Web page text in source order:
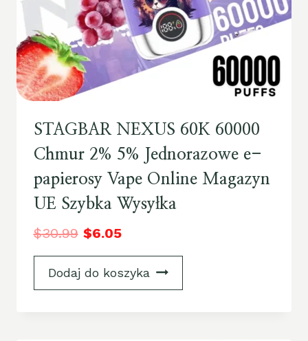
STAGBAR NEXUS 60K 60000
Chmur 2% 5% Jednorazowe e-
papierosy Vape Online Magazyn
UE Szybka Wysyłka
$30.99 $6.05
Dodaj do koszyka